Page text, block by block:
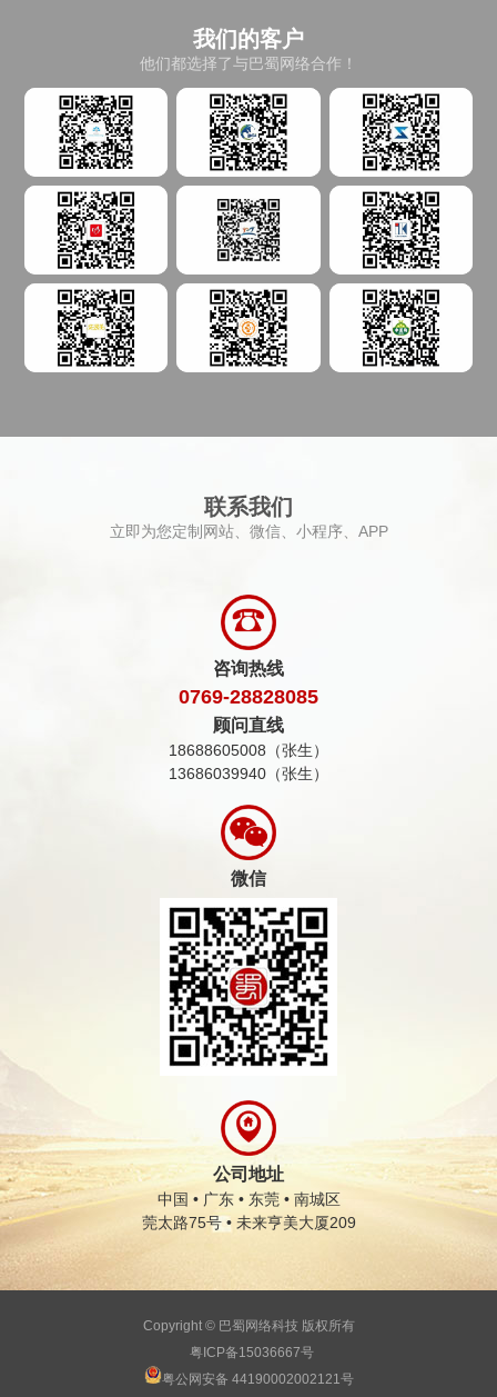
我们的客户
他们都选择了与巴蜀网络合作！
联系我们
立即为您定制网站、微信、小程序、APP
咨询热线
0769-28828085
顾问直线
18688605008（张生）
13686039940（张生）
微信
公司地址
中国 • 广东 • 东莞 • 南城区
莞太路75号 • 未来亨美大厦209
Copyright © 巴蜀网络科技 版权所有
粤ICP备15036667号
粤公网安备 44190002002121号